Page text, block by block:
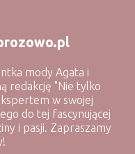
mody Agata i
redakcję "Nie tylko
w swojej
do tej fascynującej
i pasji. Zapraszamy